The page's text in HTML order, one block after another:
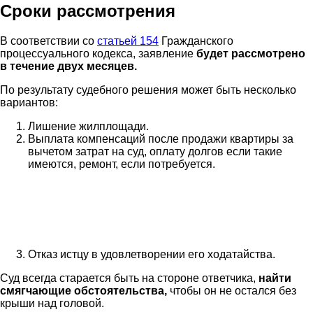
Сроки рассмотрения
В соответствии со статьей 154 Гражданского
процессуального кодекса, заявление будет рассмотрено
в течение двух месяцев.
По результату судебного решения может быть несколько
вариантов:
Лишение жилплощади.
Выплата компенсаций после продажи квартиры за
вычетом затрат на суд, оплату долгов если такие
имеются, ремонт, если потребуется.
Отказ истцу в удовлетворении его ходатайства.
Суд всегда старается быть на стороне ответчика, найти
смягчающие обстоятельства, чтобы он не остался без
крыши над головой.